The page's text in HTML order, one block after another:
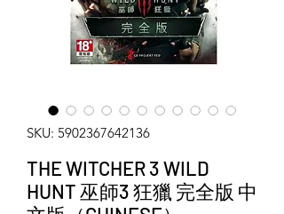
SKU: 5902367642136
THE WITCHER 3 WILD
HUNT 巫師3 狂獵 完全版 中